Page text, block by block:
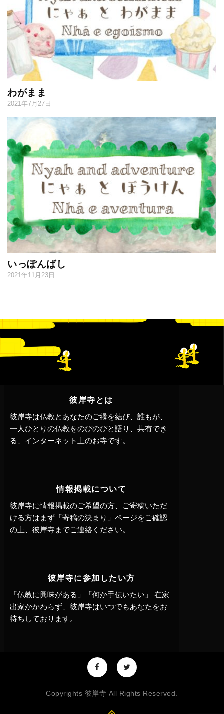
わがまま
2021年7月27日
いっぽんばし
2021年11月23日
彼岸寺とは
彼岸寺は仏教とあなたのご縁を結び、誰もが、
一人ひとりの仏教をのびのびと語り、共有でき
る、インターネット上のお寺です。
情報掲載について
彼岸寺に情報掲載のご希望の方、ご寄稿いただ
ける方はまず 「寄稿の決まり」ページをご確認
の上、 彼岸寺までご連絡 ください。
彼岸寺に参加したい方
「仏教に興味がある」「何か手伝いたい」 在家
出家かかわらず、 彼岸寺はいつでもあなたをお
待ちしております。
Copyrights 彼岸寺 All Rights Reserved.